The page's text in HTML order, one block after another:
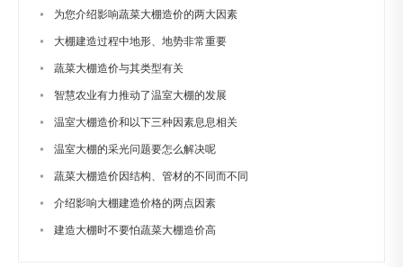
为您介绍影响蔬菜大棚造价的两大因素
大棚建造过程中地形、地势非常重要
蔬菜大棚造价与其类型有关
智慧农业有力推动了温室大棚的发展
温室大棚造价和以下三种因素息息相关
温室大棚的采光问题要怎么解决呢
蔬菜大棚造价因结构、管材的不同而不同
介绍影响大棚建造价格的两点因素
建造大棚时不要怕蔬菜大棚造价高